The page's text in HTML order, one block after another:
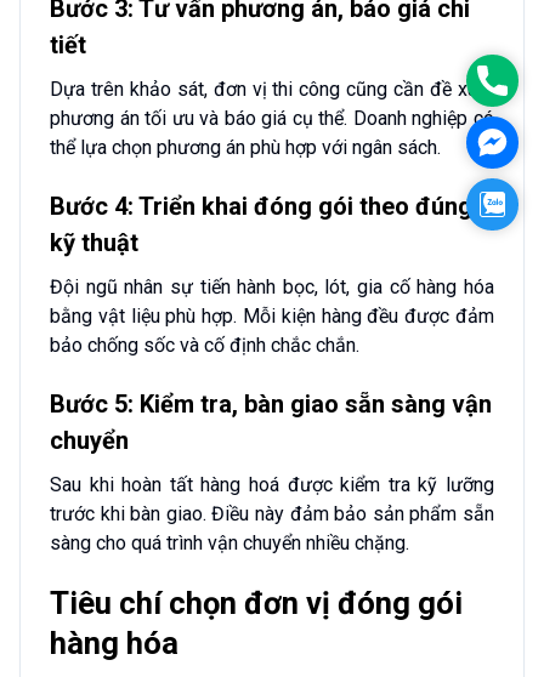
Bước 3: Tư vấn phương án, báo giá chi
tiết
Dựa trên khảo sát, đơn vị thi công cũng cần đề xuất
phương án tối ưu và báo giá cụ thể. Doanh nghiệp có
thể lựa chọn phương án phù hợp với ngân sách.
Bước 4: Triển khai đóng gói theo đúng
kỹ thuật
Đội ngũ nhân sự tiến hành bọc, lót, gia cố hàng hóa
bằng vật liệu phù hợp. Mỗi kiện hàng đều được đảm
bảo chống sốc và cố định chắc chắn.
Bước 5: Kiểm tra, bàn giao sẵn sàng vận
chuyển
Sau khi hoàn tất hàng hoá được kiểm tra kỹ lưỡng
trước khi bàn giao. Điều này đảm bảo sản phẩm sẵn
sàng cho quá trình vận chuyển nhiều chặng.
Tiêu chí chọn đơn vị đóng gói
hàng hóa
Zalo